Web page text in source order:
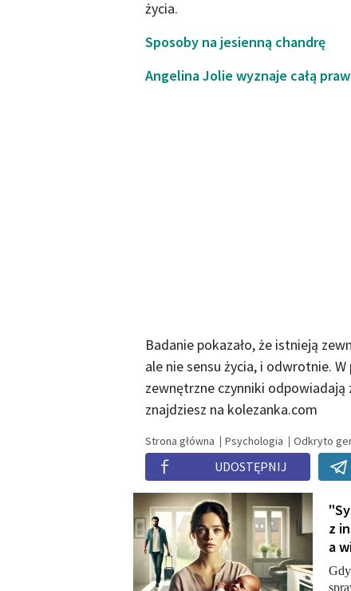
życia.
Sposoby na jesienną chandrę
Angelina Jolie wyznaje całą
Badanie pokazało, że istnieją
ale nie sensu życia, i odwrotnie.
zewnętrzne czynniki odpowiadają
znajdziesz na kolezanka.com
Strona główna Psychologia Odkryto
UDOSTĘPNIJ
z
a